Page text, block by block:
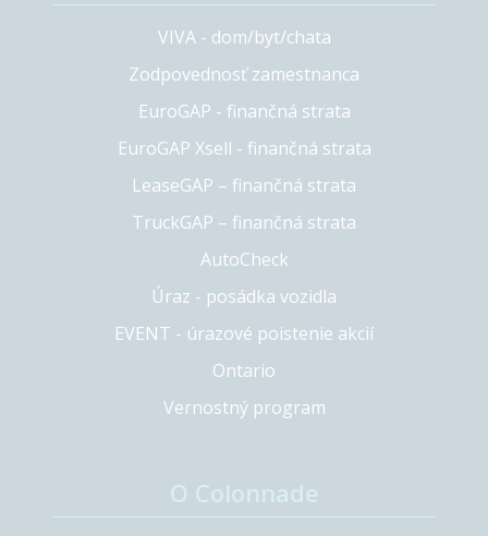
VIVA - dom/byt/chata
Zodpovednosť zamestnanca
EuroGAP - finančná strata
EuroGAP Xsell - finančná strata
LeaseGAP – finančná strata
TruckGAP – finančná strata
AutoCheck
Úraz - posádka vozidla
EVENT - úrazové poistenie akcií
Ontario
Vernostný program